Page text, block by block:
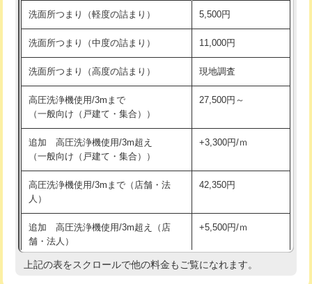
モルタル補修（厚さ10㎝超え） 38,500円
洗面台設置 38,500円
バスタブ設置 現場見積
追加人工 16,500円
廃棄・処分
※給水管工事は20mmまでの価格です。
持込商品取付（混合水栓） 16,500円
持込商品取付（浄水器・分岐水栓） 16,500円
給水管工事※（ホール加工) 16,500円
給水管工事※（バンド止め)
給水管工事※（支持金具設置) 5,500円
給水管工事※（保温材使用（バンド止
め込み）)
5,500円
給水管工事※（土の掘削・埋め戻し作
業)
11,000円
用/3ｍまで)
洗面所つまり（軽度の詰まり） 5,500円
洗面所つまり（中度の詰まり） 11,000円
洗面所つまり（高度の詰まり） 現地調査
高圧洗浄機使用/3mまで
（一般向け（戸建て・集合））
27,500円～
追加 高圧洗浄機使用/3m超え
（一般向け（戸建て・集合））
+3,300円/ｍ
高圧洗浄機使用/3mまで（店舗・法
人）
42,350円
追加 高圧洗浄機使用/3m超え（店
舗・法人）
+5,500円/ｍ
高度高圧洗浄換 現地調査
上記の表をスクロールで他の料金もご覧になれます。